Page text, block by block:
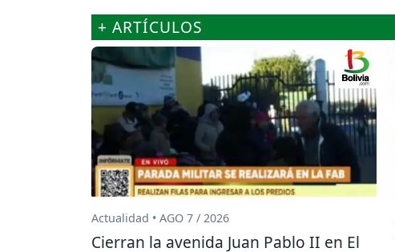
+ ARTÍCULOS
Actualidad • AGO 7 / 2026
Cierran la avenida Juan Pablo II en El